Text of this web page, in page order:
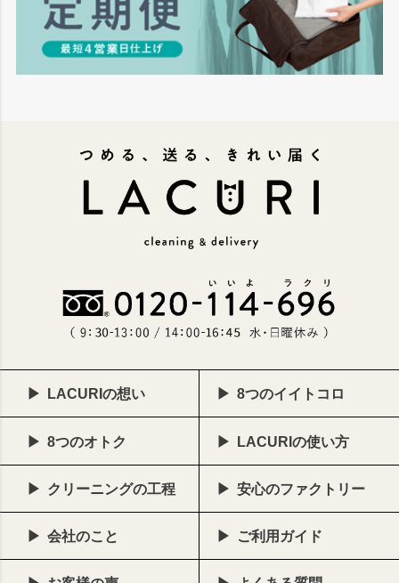
LACURIの想い 8つのイイトコロ
8つのオトク LACURIの使い方
クリーニングの工程 安心のファクトリー
会社のこと ご利用ガイド